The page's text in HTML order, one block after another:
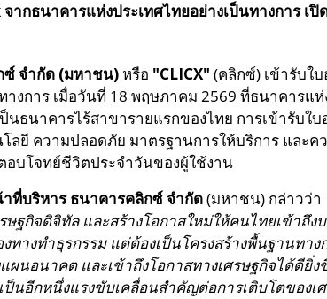
กธนาคารแห่งประเทศไทยอย่างเป็นทางการเปิ
ซ์ จำกัด (มหาชน) หรือ "CLICX" (คลิกซ์) เข้ารับใ
างการ เมื่อวันที่ 18 พฤษภาคม 2569 ที่ธนาคาร
ป็นธนาคารไร้สาขารายแรกของไทย การเข้ารับ
ลยี ความปลอดภัย มาตรฐานการให้บริการ และ
อบโจทย์ชีวิตประจำวันของผู้ใช้งาน
ที่บริหาร ธนาคารคลิกซ์ จำกัด(มหาชน) กล่าวว่า
ฐกิจดิจิทัล และสร้างโอกาสใหม่ให้คนไทยเข้าถึ
ทางทำธุรกรรม แต่ต้องเป็นโครงสร้างพื้นฐานท
นอนาคต และเข้าถึงโอกาสทางเศรษฐกิจได้ดียิ่ง
นอีกหนึ่งแรงขับเคลื่อนสำคัญต่อการเติบโตของเ